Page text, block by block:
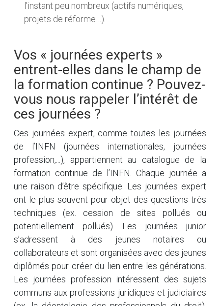
l’instant peu nombreux (actifs numériques,
projets de réforme…).
Vos « journées experts »
entrent-elles dans le champ de
la formation continue ? Pouvez-
vous nous rappeler l’intérêt de
ces journées ?
Ces journées expert, comme toutes les journées
de l’INFN (journées internationales, journées
profession,...), appartiennent au catalogue de la
formation continue de l’INFN. Chaque journée a
une raison d’être spécifique. Les journées expert
ont le plus souvent pour objet des questions très
techniques (ex. cession de sites pollués ou
potentiellement pollués). Les journées junior
s’adressent à des jeunes notaires ou
collaborateurs et sont organisées avec des jeunes
diplômés pour créer du lien entre les générations.
Les journées profession intéressent des sujets
communs aux professions juridiques et judiciaires